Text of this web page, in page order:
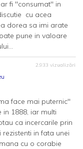
fi "consumat" in
cu acea
dorea sa imi arate
pune in valoare
2.933 vizualizări
face mai puternic"
in 1888, iar multi
ca incercarile prin
in fata unei
cu o corabie